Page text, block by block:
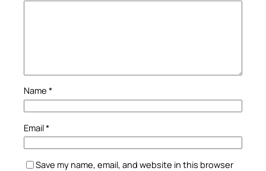
Name *
Email*
Save my name, email, and website in this browser